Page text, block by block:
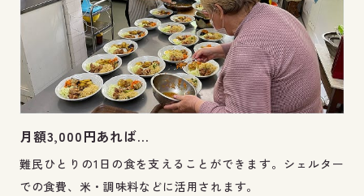
月額3,000円あれば…
難民ひとりの1日の食を支えることができます。シェルター
での食費、米・調味料などに活用されます。